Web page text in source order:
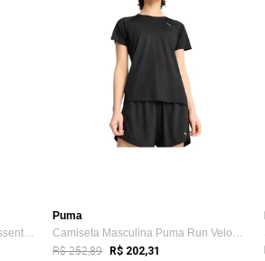
Short Masculino Longo Puma Essentials Preto
Puma
Camiseta Masculina Puma Run Velocity Preta
R$ 252,89 R$ 202,31